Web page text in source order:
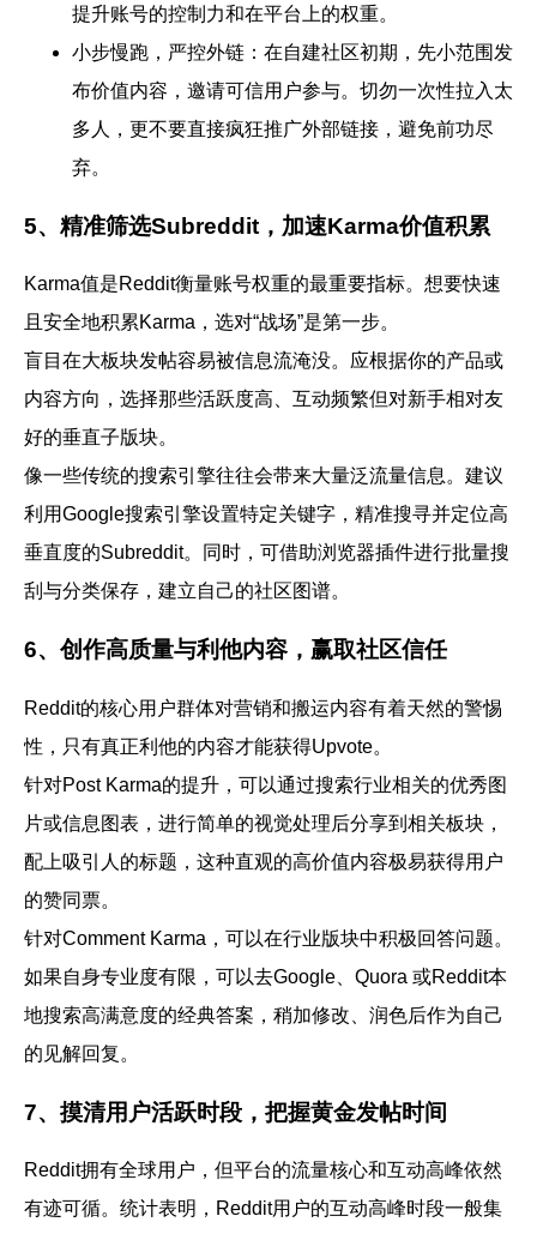
提升账号的控制力和在平台上的权重。
小步慢跑，严控外链： 在自建社区初期，先小范围发
布价值内容，邀请可信用户参与。切勿一次性拉入太
多人，更不要直接疯狂推广外部链接，避免前功尽
弃。
5、精准筛选Subreddit，加速Karma价值积累
Karma值是Reddit衡量账号权重的最重要指标。想要快速
且安全地积累Karma，选对“战场”是第一步。
盲目在大板块发帖容易被信息流淹没。应根据你的产品或
内容方向，选择那些活跃度高、互动频繁但对新手相对友
好的垂直子版块。
像一些传统的搜索引擎往往会带来大量泛流量信息。建议
利用Google搜索引擎设置特定关键字，精准搜寻并定位高
垂直度的Subreddit。同时，可借助浏览器插件进行批量搜
刮与分类保存，建立自己的社区图谱。
6、创作高质量与利他内容，赢取社区信任
Reddit的核心用户群体对营销和搬运内容有着天然的警惕
性，只有真正利他的内容才能获得Upvote。
针对Post Karma的提升，可以通过搜索行业相关的优秀图
片或信息图表，进行简单的视觉处理后分享到相关板块，
配上吸引人的标题，这种直观的高价值内容极易获得用户
的赞同票。
针对Comment Karma ，可以在行业版块中积极回答问题。
如果自身专业度有限，可以去Google、Quora 或Reddit本
地搜索高满意度的经典答案，稍加修改、润色后作为自己
的见解回复。
7、摸清用户活跃时段，把握黄金发帖时间
Reddit拥有全球用户，但平台的流量核心和互动高峰依然
有迹可循。统计表明，Reddit用户的互动高峰时段一般集